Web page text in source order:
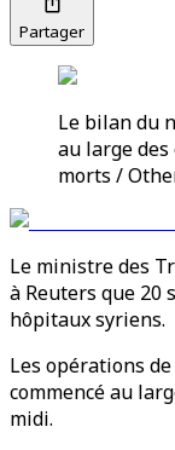
Partager
Le bilan du
au large
morts /
Le ministre des
à Reuters que 20
hôpitaux syriens.
Les opérations
commencé au
midi.